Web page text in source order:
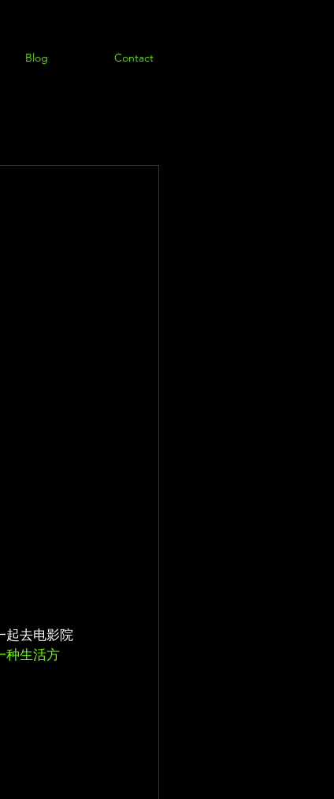
Blog Contact
起去电影院
种生活方